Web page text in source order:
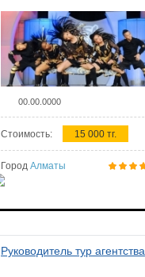
00.00.0000
Стоимость: 15 000 тг.
Город Алматы
Руководитель тур агентства